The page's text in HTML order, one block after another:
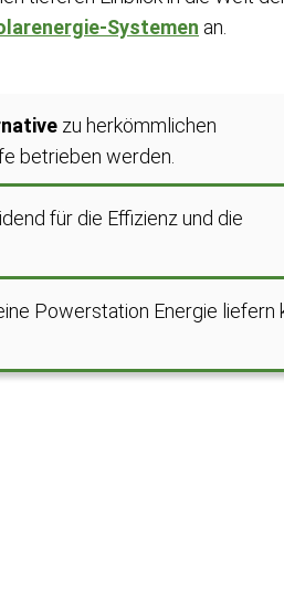
Systemen an.
zu herkömmlichen
betrieben werden.
für die Effizienz und die
Powerstation Energie liefern